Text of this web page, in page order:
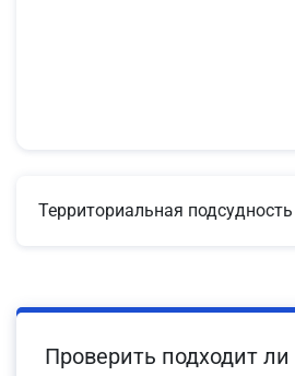
Территориальная подсудность
Проверить подходит